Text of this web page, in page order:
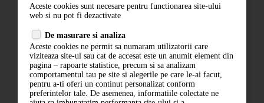
Termeni si conditii
Politica de confidentialitate
ANPC
Aceste cookies sunt necesare pentru functionarea site-ului
web si nu pot fi dezactivate
De masurare si analiza
Aceste cookies ne permit sa numaram utilizatorii care
viziteaza site-ul sau cat de accesat este un anumit element din
pagina – rapoarte statistice, precum si sa analizam
comportamentul tau pe site si alegerile pe care le-ai facut,
pentru a-ti oferi un continut personalizat conform
preferintelor tale. De asemenea, informatiile colectate ne